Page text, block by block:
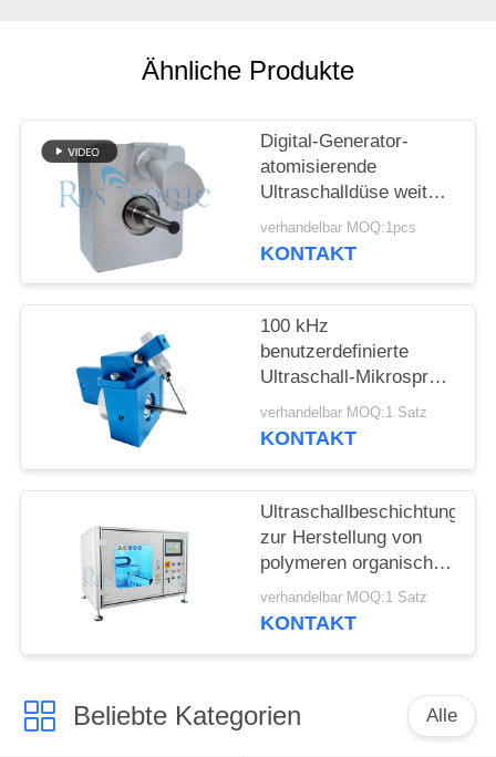
DATENSCHUTZRICHTLINIE
Ähnliche Produkte
Digital-Generator-
atomisierende
Ultraschalldüse weit
Sprüh für das Fluss-
Sprühen
verhandelbar MOQ:1pcs
KONTAKT
100 kHz
benutzerdefinierte
Ultraschall-Mikrospray-
Düsennebel-Nebel-
Atomisierer
verhandelbar MOQ:1 Satz
KONTAKT
Ultraschallbeschichtung
zur Herstellung von
polymeren organischen
Leuchtdioden
verhandelbar MOQ:1 Satz
KONTAKT
Beliebte Kategorien Alle